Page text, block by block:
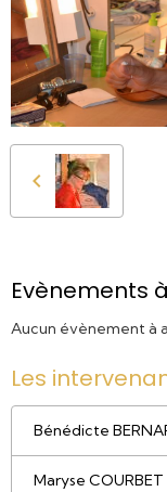
Evènements
Aucun évènement à
Les
Bénédicte
Maryse COURBET